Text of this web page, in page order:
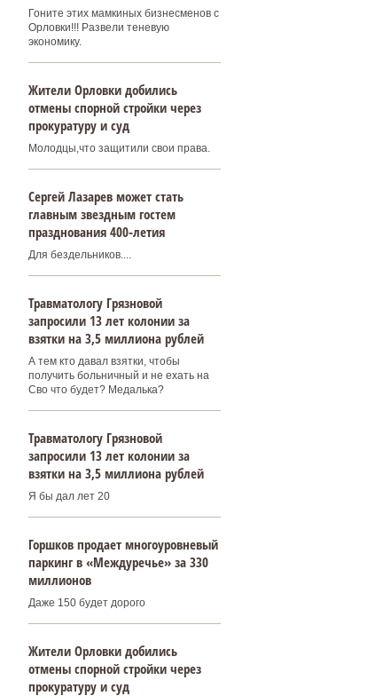
Гоните этих мамкиных бизнесменов с
Орловки!!! Развели теневую
экономику.
Жители Орловки добились
отмены спорной стройки через
прокуратуру и суд
Молодцы,что защитили свои права.
Сергей Лазарев может стать
главным звездным гостем
празднования 400‑летия
Для бездельников....
Травматологу Грязновой
запросили 13 лет колонии за
взятки на 3,5 миллиона рублей
А тем кто давал взятки, чтобы
получить больничный и не ехать на
Сво что будет? Медалька?
Травматологу Грязновой
запросили 13 лет колонии за
взятки на 3,5 миллиона рублей
Я бы дал лет 20
Горшков продает многоуровневый
паркинг в «Междуречье» за 330
миллионов
Даже 150 будет дорого
Жители Орловки добились
отмены спорной стройки через
прокуратуру и суд